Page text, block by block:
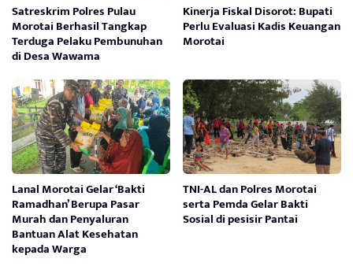
Satreskrim Polres Pulau
Morotai Berhasil Tangkap
Terduga Pelaku Pembunuhan
di Desa Wawama
Kinerja Fiskal Disorot: Bupati
Perlu Evaluasi Kadis Keuangan
Morotai
Lanal Morotai Gelar ‘Bakti
Ramadhan’ Berupa Pasar
Murah dan Penyaluran
Bantuan Alat Kesehatan
kepada Warga
TNI-AL dan Polres Morotai
serta Pemda Gelar Bakti
Sosial di pesisir Pantai